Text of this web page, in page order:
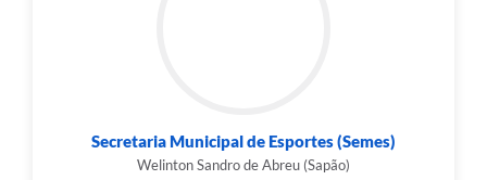
Secretaria Municipal de Esportes (Semes)
Welinton Sandro de Abreu (Sapão)